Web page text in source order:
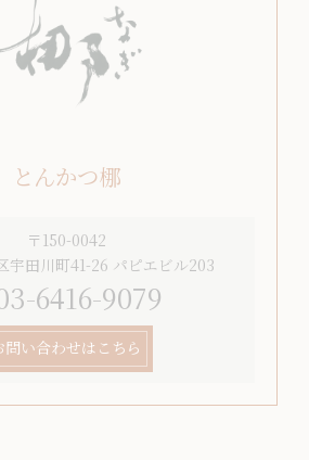
とんかつ梛
〒150-0042
宇田川町41-26 パピエビル203
6416-9079
問い合わせはこちら